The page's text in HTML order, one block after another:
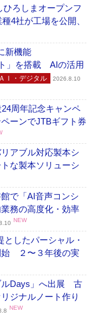
ろしまオープンフ
4社が工場を公開、
新機能
」を搭載 AIの活用
ＡＩ・デジタル
2026.8.10
周年記念キャンペ
ーンでJTBギフト券
アブル対応製本シ
な製本ソリューシ
で「AI音声コンシ
務の高度化・効率
NEW
したパーシャル・
始 ２〜３年後の実
ルDays」へ出展 古
ジナルノート作り
NEW